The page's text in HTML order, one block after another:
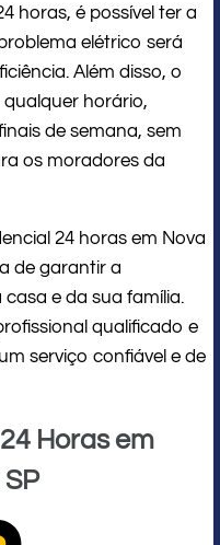
horas, é possível ter a
elétrico será
Além disso, o
horário,
de semana, sem
os moradores da
24 horas em Nova
de garantir a
e da sua família.
qualificado e
serviço confiável e de
Horas em